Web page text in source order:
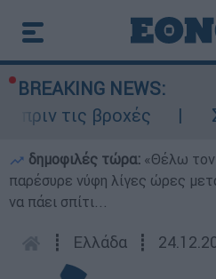
BREAKING NEWS:
βροχές
δημοφιλές τώρα: «Θέλω τον
παρέσυρε νύφη λίγες ώρες
να πάει σπίτι...
┋ Ελλάδα ┋